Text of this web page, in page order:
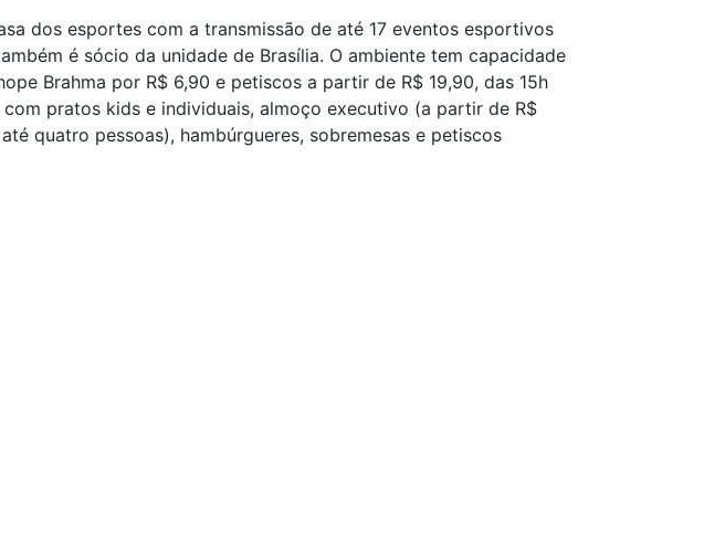
dos esportes com a transmissão de até 17 eventos esportivos
é sócio da unidade de Brasília. O ambiente tem capacidade
Brahma por R$ 6,90 e petiscos a partir de R$ 19,90, das 15h
pratos kids e individuais, almoço executivo (a partir de R$
quatro pessoas), hambúrgueres, sobremesas e petiscos